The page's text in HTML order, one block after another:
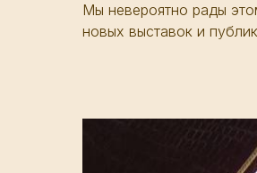
Мы невероятно рады
новых выставок и